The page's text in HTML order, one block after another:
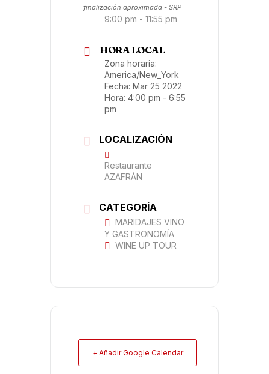
finalización aproximada - SRP
9:00 pm - 11:55 pm
HORA LOCAL
Zona horaria:
America/New_York
Fecha: Mar 25 2022
Hora: 4:00 pm - 6:55
pm
LOCALIZACIÓN
Restaurante
AZAFRÁN
CATEGORÍA
MARIDAJES VINO
Y GASTRONOMÍA
WINE UP TOUR
+ Añadir Google Calendar